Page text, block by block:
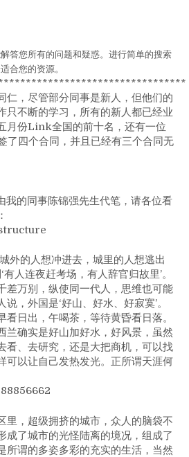
答您所有的问题和疑惑。进行简单的搜索
合您的资源。
仁，尽管部分同事是新人，但他们的
只不断的学习，所有的新人都已经业
月份Link全国的前十名，还有一位
了四个合同，并且已经有三个合同无
我的同事陈锦强先生代笔，请各位看
外的人想冲进去，城里的人想逃出
人连夜赶考场，有人辞官归故里’。
差万别，纵使同一代人，思维也可能
，外国是‘好山、好水、好寂寞’。
日出，午喝茶，等待黄昏看日落。
兰确实是好山加好水，好风景，虽然
看、去研究，还是大把商机，可以找
可以让自己发热发光。正所谓天涯何
里，超级拥挤的城市，众人的脑袋不
成了城市的光怪陆离的境况，组成了
所谓的多姿多彩的充实的生活，当然